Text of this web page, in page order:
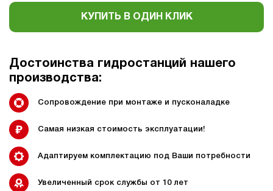
КУПИТЬ В ОДИН КЛИК
Достоинства гидростанций нашего
производства:
Сопровождение при монтаже и пусконаладке
Самая низкая стоимость эксплуатации!
Адаптируем комплектацию под Ваши потребности
Увеличенный срок службы от 10 лет